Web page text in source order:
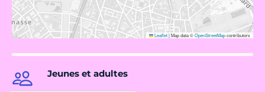
Leaflet|Map data ©OpenStreetMapcontributors
Jeunes et adultes